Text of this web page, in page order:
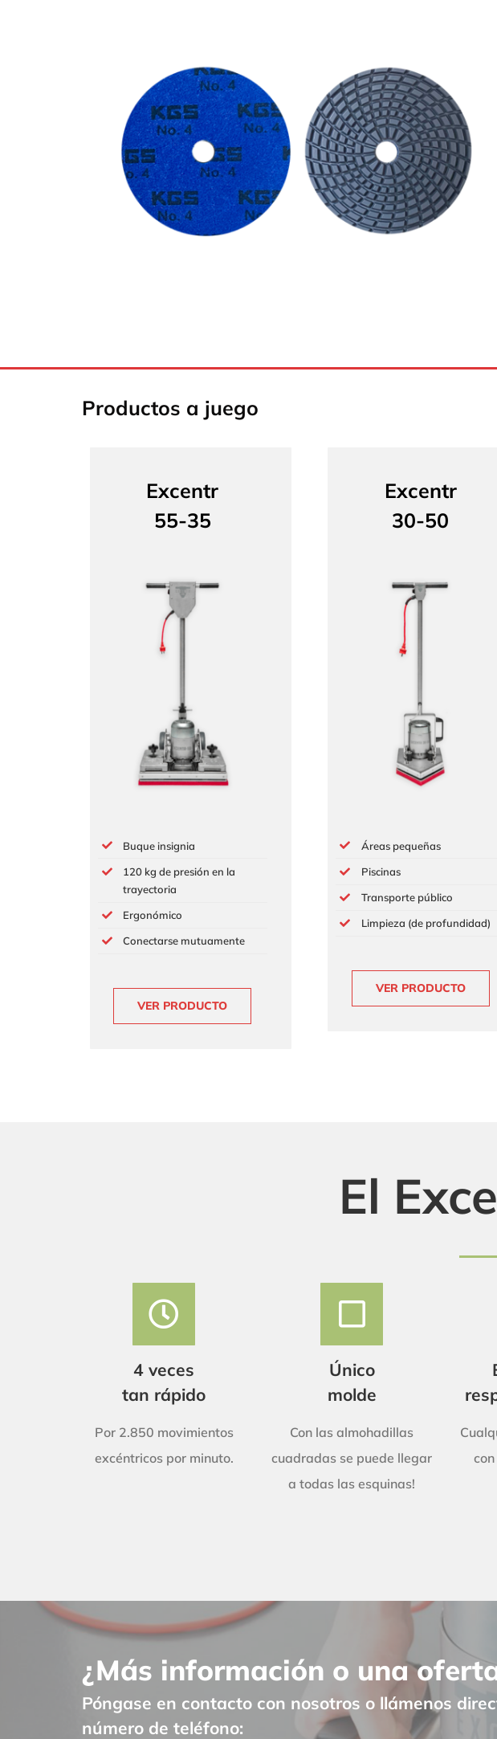
Productos a juego
Excentr
55-35
Buque insignia
120 kg de presión en la
trayectoria
Ergonómico
Conectarse mutuamente
VER PRODUCTO
Excentr
30-50
Áreas pequeñas
Piscinas
Transporte público
Limpieza (de profundidad)
VER PRODUCTO
El
4 veces
tan rápido
Por 2.850 movimientos
excéntricos por minuto.
Único
molde
Con las almohadillas
cuadradas se puede llegar
a todas las esquinas!
¿Más información o una
Póngase en contacto con nosotros o llámenos
número de teléfono: